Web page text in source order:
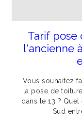
Tarif
l'ancienne
Vous souhaitez
la pose de
dans le 13 ?
Sud